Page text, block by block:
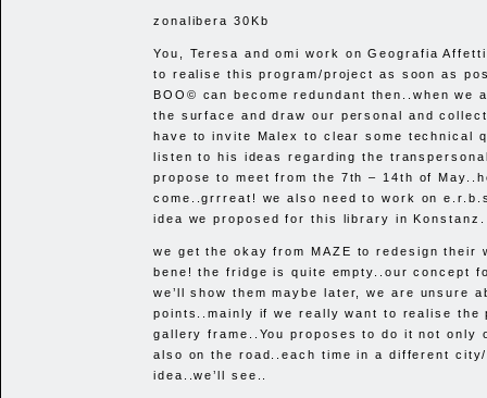
zonalibera 30Kb
You, Teresa and omi work on Geografia
to realise this program/project as soon as
BOO © can become redundant then..when we
the surface and draw our personal and
have to invite Malex to clear some technical
listen to his ideas regarding the
propose to meet from the 7th – 14th of
come..grrreat! we also need to work on
idea we proposed for this library in
we get the okay from MAZE to redesign their
bene! the fridge is quite empty..our concept
we’ll show them maybe later, we are unsure
points..mainly if we really want to realise the
gallery frame..You proposes to do it not only
also on the road..each time in a different
idea..we’ll see..